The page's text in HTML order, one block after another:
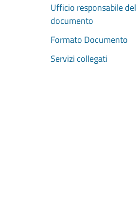
Ufficio responsabile del
documento
Formato Documento
Servizi collegati